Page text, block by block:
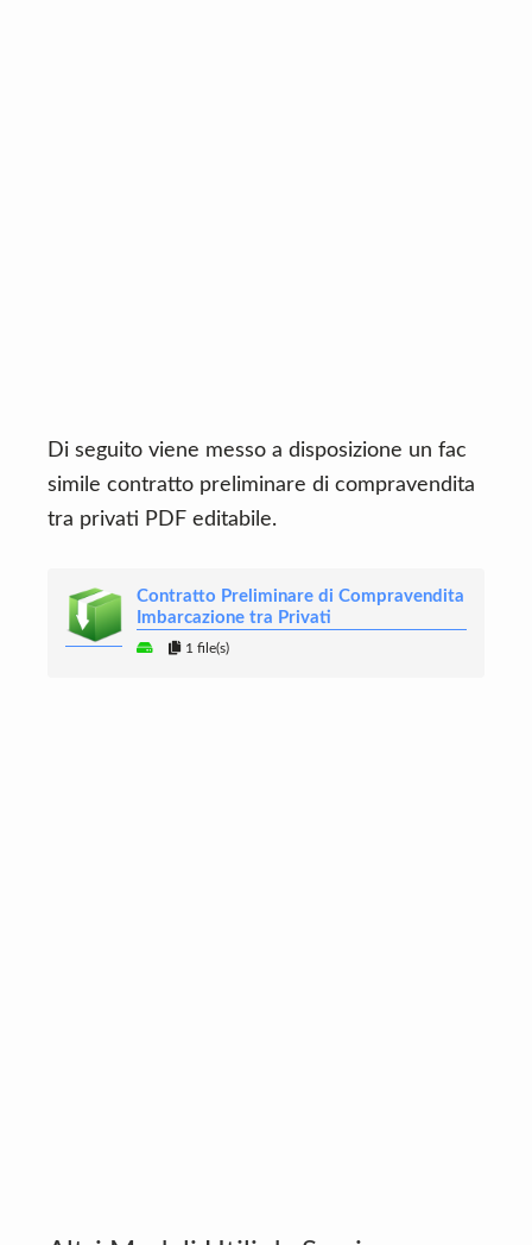
Di seguito viene messo a disposizione un fac
simile contratto preliminare di compravendita
tra privati PDF editabile.
Contratto Preliminare di Compravendita
Imbarcazione tra Privati
1 file(s)